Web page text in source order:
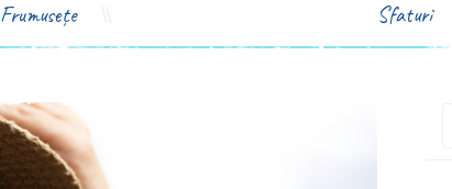
Frumusețe Sfaturi